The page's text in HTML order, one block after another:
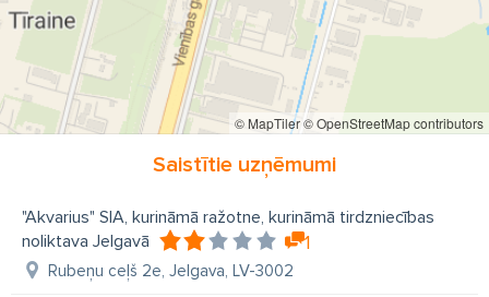
© MapTiler© OpenStreetMap contributors
Saistītie uzņēmumi
"Akvarius" SIA, kurināmā ražotne, kurināmā tirdzniecības
noliktava Jelgavā
1
Rubeņu ceļš 2e, Jelgava, LV-3002